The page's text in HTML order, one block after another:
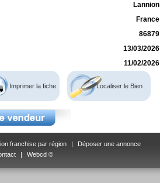
Lannion
France
86879
13/03/2026
11/02/2026
Imprimer la fiche Localiser le Bien
franchise par région
Déposer une annonce
Webcd ©